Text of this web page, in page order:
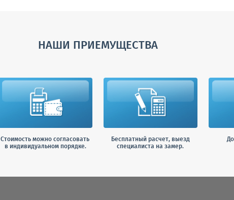
НАШИ ПРИЕМУЩЕСТВА
Стоимость можно согласовать
в индивидуальном порядке.
Бесплатный расчет, выезд
специалиста на замер.